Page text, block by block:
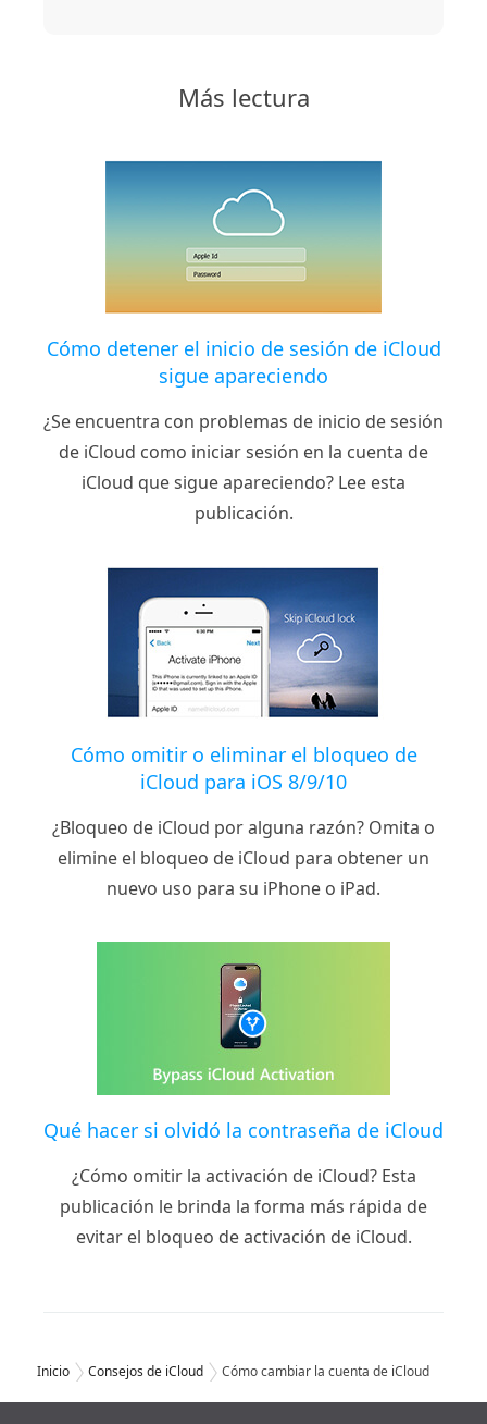
Más lectura
Cómo detener el inicio de sesión de iCloud
sigue apareciendo
¿Se encuentra con problemas de inicio de sesión
de iCloud como iniciar sesión en la cuenta de
iCloud que sigue apareciendo? Lee esta
publicación.
Cómo omitir o eliminar el bloqueo de
iCloud para iOS 8/9/10
¿Bloqueo de iCloud por alguna razón? Omita o
elimine el bloqueo de iCloud para obtener un
nuevo uso para su iPhone o iPad.
Qué hacer si olvidó la contraseña de iCloud
¿Cómo omitir la activación de iCloud? Esta
publicación le brinda la forma más rápida de
evitar el bloqueo de activación de iCloud.
Inicio Consejos de iCloud Cómo cambiar la cuenta de iCloud